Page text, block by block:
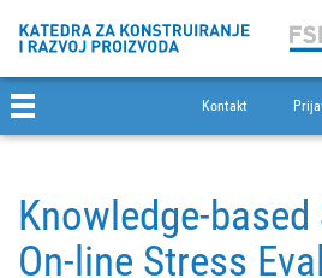
Kontakt
Knowledge-
On-line Stress